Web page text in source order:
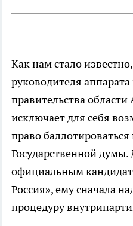
Как нам стало
руководителя аппарата
правительства
исключает для себя
право
Государственной думы.
официальным
Россия», ему сначала
процедуру